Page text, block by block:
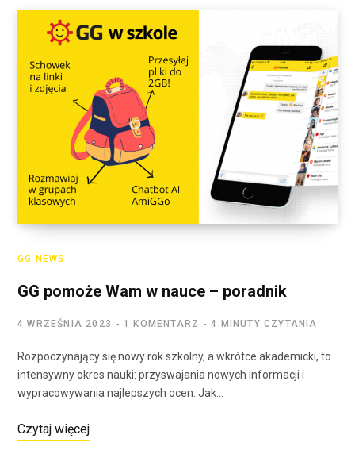
GG NEWS
GG pomoże Wam w nauce – poradnik
4 WRZEŚNIA 2023 1 KOMENTARZ 4 MINUTY CZYTANIA
Rozpoczynający się nowy rok szkolny, a wkrótce akademicki, to
intensywny okres nauki: przyswajania nowych informacji i
wypracowywania najlepszych ocen. Jak…
Czytaj więcej